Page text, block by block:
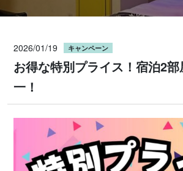
2026/01/19 キャンペーン
お得な特別プライス！宿泊2
一！